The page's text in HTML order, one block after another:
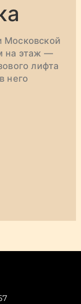
Московской
на этаж —
лифта
него